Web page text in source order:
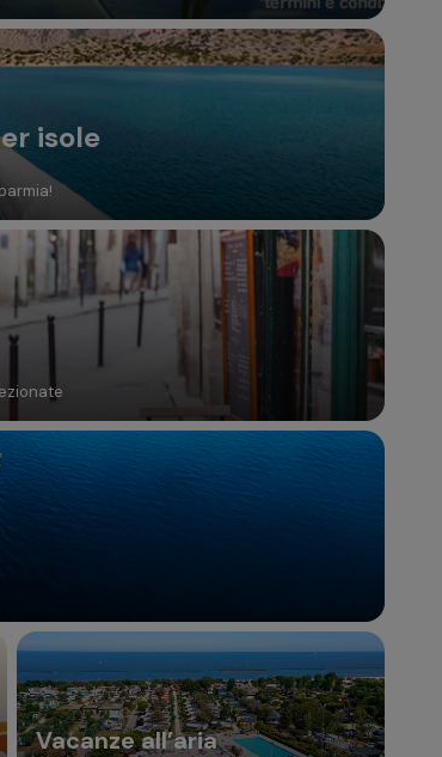
isole
Vacanze all’aria